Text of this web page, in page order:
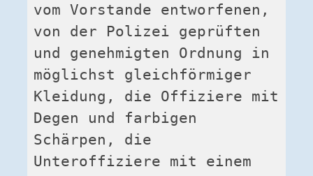
vom Vorstande entworfenen,
von der Polizei geprüften
und genehmigten Ordnung in
möglichst gleichförmiger
Kleidung, die Offiziere mit
Degen und farbigen
Schärpen, die
Unteroffiziere mit einem